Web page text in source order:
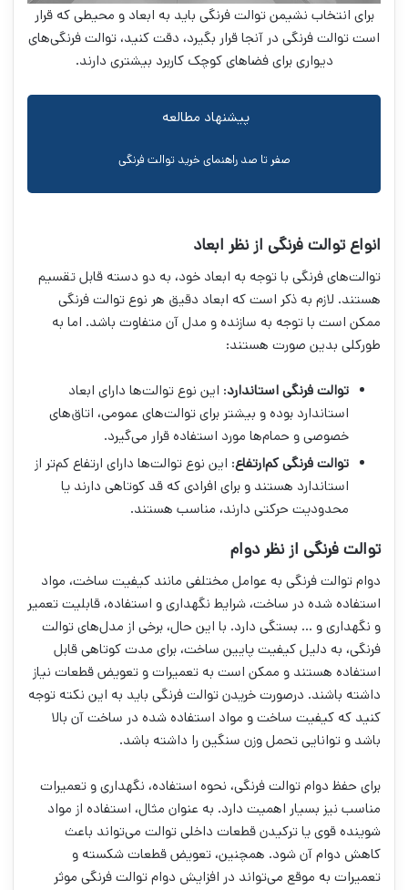
برای انتخاب نشیمن توالت فرنگی باید به ابعاد و محیطی که قرار
است توالت فرنگی در آنجا قرار بگیرد، دقت کنید، توالت فرنگی‌های
دیواری برای فضاهای کوچک کاربرد بیشتری دارند.
پیشنهاد مطالعه
صفر تا صد راهنمای خرید توالت فرنگی
انواع توالت فرنگی از نظر ابعاد
توالت‌های فرنگی با توجه به ابعاد خود، به دو دسته قابل تقسیم
هستند. لازم به ذکر است که ابعاد دقیق هر نوع توالت فرنگی
ممکن است با توجه به سازنده و مدل آن متفاوت باشد. اما به
طورکلی بدین صورت هستند:
توالت فرنگی استاندارد: این نوع توالت‌ها دارای ابعاد
استاندارد بوده و بیشتر برای توالت‌های عمومی، اتاق‌های
خصوصی و حمام‌ها مورد استفاده قرار می‌گیرد.
توالت فرنگی کم‌ارتفاع: این نوع توالت‌ها دارای ارتفاع کم‌تر از
استاندارد هستند و برای افرادی که قد کوتاهی دارند یا
محدودیت حرکتی دارند، مناسب هستند.
توالت فرنگی از نظر دوام
دوام توالت فرنگی به عوامل مختلفی مانند کیفیت ساخت، مواد
استفاده شده در ساخت، شرایط نگهداری و استفاده، قابلیت تعمیر
و نگهداری و … بستگی دارد. با این حال، برخی از مدل‌های توالت
فرنگی، به دلیل کیفیت پایین ساخت، برای مدت کوتاهی قابل
استفاده هستند و ممکن است به تعمیرات و تعویض قطعات نیاز
داشته باشند. درصورت خریدن توالت فرنگی باید به این نکته توجه
کنید که کیفیت ساخت و مواد استفاده شده در ساخت آن بالا
باشد و توانایی تحمل وزن سنگین را داشته باشد.
برای حفظ دوام توالت فرنگی، نحوه استفاده، نگهداری و تعمیرات
مناسب نیز بسیار اهمیت دارد. به عنوان مثال، استفاده از مواد
شوینده قوی یا ترکیدن قطعات داخلی توالت می‌تواند باعث
کاهش دوام آن شود. همچنین، تعویض قطعات شکسته و
تعمیرات به موقع می‌تواند در افزایش دوام توالت فرنگی موثر